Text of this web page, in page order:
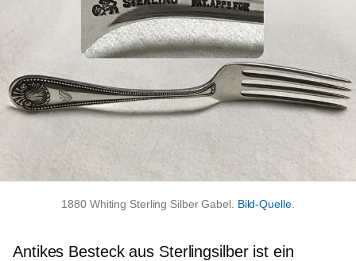
1880 Whiting Sterling Silber Gabel. Bild-Quelle.
Antikes Besteck aus Sterlingsilber ist ein